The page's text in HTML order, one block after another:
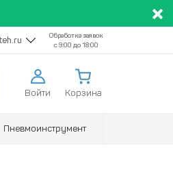
Обработка заявок
с 9:00 до 18:00
Войти Корзина
Пневмоинструмент